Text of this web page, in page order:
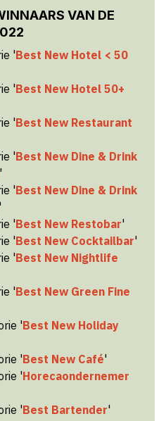
VAN DE
'Best New Hotel < 50
'Best New Hotel 50+
'Best New Restaurant
'Best New Dine & Drink
'
'Best New Dine & Drink
'
'Best New Restobar'
'Best New Cocktailbar'
'Best New Nightlife
'Best New Green Fine
'Best New Holiday
'Best New Café'
'Horecaondernemer
'Best Bartender'